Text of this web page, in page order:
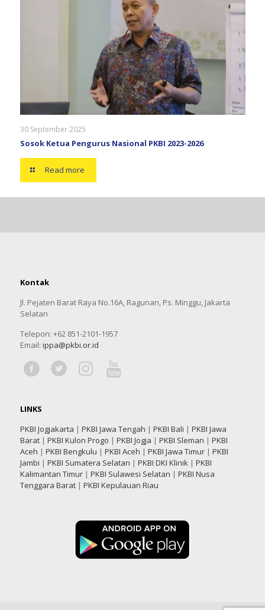
30 September 2025
Sosok Ketua Pengurus Nasional PKBI 2023-2026
Read more
Kontak
Jl. Pejaten Barat Raya No.16A, Ragunan, Ps. Minggu, Jakarta
Selatan
Telepon: +62 851-2101-1957
Email: ippa@pkbi.or.id
LINKS
PKBI Jogjakarta | PKBI Jawa Tengah | PKBI Bali | PKBI Jawa
Barat| PKBI Kulon Progo | PKBI Jogja | PKBI Sleman | PKBI
Aceh | PKBI Bengkulu | PKBI Aceh | PKBI Jawa Timur| PKBI
Jambi | PKBI Sumatera Selatan | PKBI DKI Klinik| PKBI
Kalimantan Timur| PKBI Sulawesi Selatan | PKBI Nusa
Tenggara Barat| PKBI Kepulauan Riau